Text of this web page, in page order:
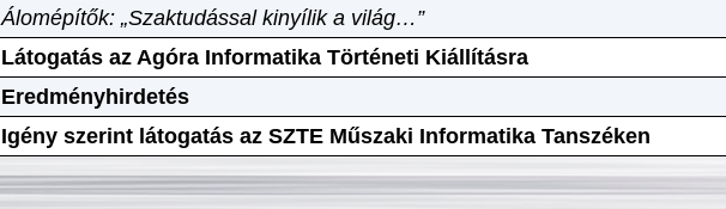
Álomépítők: „Szaktudással kinyílik a világ…”
Látogatás az Agóra Informatika Történeti Kiállításra
Eredményhirdetés
Igény szerint látogatás az SZTE Műszaki Informatika Tanszéken